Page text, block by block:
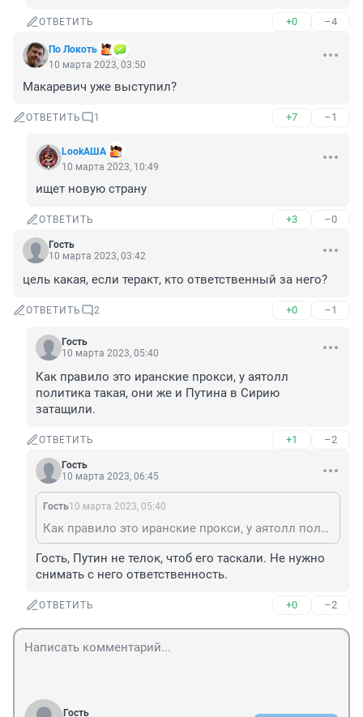
ОТВЕТИТЬ +0 –4
По Локоть
10 марта 2023, 03:50
Макаревич уже выступил?
ОТВЕТИТЬ 1 +7 –1
LookАША
10 марта 2023, 10:49
ищет новую страну
ОТВЕТИТЬ +3 –0
Гость
10 марта 2023, 03:42
цель какая, если теракт, кто ответственный за него?
ОТВЕТИТЬ 2 +0 –1
Гость
10 марта 2023, 05:40
Как правило это иранские прокси, у аятолл
политика такая, они же и Путина в Сирию
затащили.
ОТВЕТИТЬ +1 –2
Гость
10 марта 2023, 06:45
Гость10 марта 2023, 05:40
Как правило это иранские прокси, у аятолл политика такая, они же и Путина в Сирию затащили.
Гость, Путин не телок, чтоб его таскали. Не нужно
снимать с него ответственность.
ОТВЕТИТЬ +0 –2
Гость